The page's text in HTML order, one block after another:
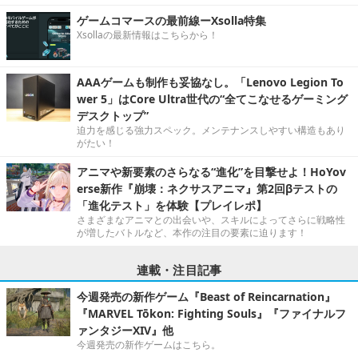
ゲームコマースの最前線ーXsolla特集
Xsollaの最新情報はこちらから！
AAAゲームも制作も妥協なし。「Lenovo Legion To
wer 5」はCore Ultra世代の“全てこなせるゲーミング
デスクトップ”
迫力を感じる強力スペック。メンテナンスしやすい構造もあり
がたい！
アニマや新要素のさらなる“進化”を目撃せよ！HoYov
erse新作『崩壊：ネクサスアニマ』第2回βテストの
「進化テスト」を体験【プレイレポ】
さまざまなアニマとの出会いや、スキルによってさらに戦略性
が増したバトルなど、本作の注目の要素に迫ります！
連載・注目記事
今週発売の新作ゲーム『Beast of Reincarnation』
『MARVEL Tōkon: Fighting Souls』『ファイナルフ
ァンタジーXIV』他
今週発売の新作ゲームはこちら。